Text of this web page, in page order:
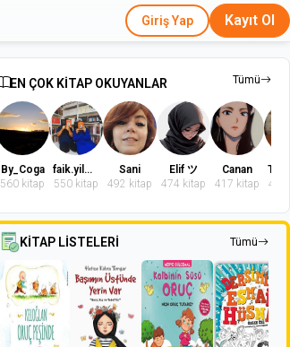
Giriş Yap Kayıt Ol
EN ÇOK KİTAP OKUYANLAR Tümü
By_Coga
560 kitap
faik.yilmaz.9
550 kitap
Sani
492 kitap
Elif ツ
474 kitap
Canan
417 kitap
402
KİTAP LİSTELERİ Tümü